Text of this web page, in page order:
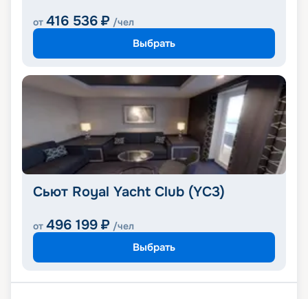
от 416 536 ₽ /чел
Выбрать
Сьют Royal Yacht Club (YC3)
от 496 199 ₽ /чел
Выбрать